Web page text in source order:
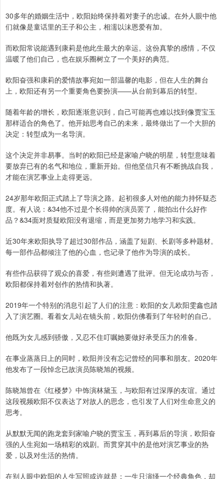
30多年的婚姻生活中，欧阳始终保持着对妻子的忠诚。在外人眼中他
们就像是童话里的王子和公主，相濡以沫恩爱有加。
而欧阳常说能遇到康莉是他此生最大的幸运。这份真挚的感情，不仅
温暖了他们自己，也在娱乐圈树立了一个美好的典范。
欧阳奋强和康莉的爱情故事宛如一部温馨的电影，但在人生的舞台
上，欧阳还有另一个重要角色要扮演——从台前到幕后的转型。
随着年龄的增长，欧阳逐渐意识到，自己可能再也难以找到像贾宝玉
那样适合的角色了。他开始思考自己的未来，最终做出了一个大胆的
决定：转型成为一名导演。
这个决定并非易事。当时的欧阳已经是家喻户晓的明星，转型意味着
要放弃已有的名气和地位，重新开始。但他坚信只有不断挑战自我，
才能在演艺事业上走得更远。
24岁那年欧阳正式踏上了导演之路。起初很多人对他的能力持怀疑态
度。有人说：&34他不过是个长得帅的演员罢了，能拍出什么好作
品？&34面对质疑欧阳没有退缩，而是更加努力地学习和实践。
近30年来欧阳执导了超过30部作品，涵盖了短剧、长剧等多种题材。
每一部作品都倾注了他的心血，也记录了他作为导演的成长。
有些作品获得了观众的喜爱，有些则遭遇了批评。但无论成功与否，
欧阳都保持着对创作的热情和执著。
2019年一个特别的消息引起了人们的注意：欧阳的女儿欧阳雯鑫也踏
入了演艺圈。看着女儿站在镜头前，欧阳仿佛看到了年轻时的自己。
他既为女儿感到骄傲，又忍不住叮嘱她要做好承受压力的准备。
在事业蒸蒸日上的同时，欧阳并没有忘记曾经的同事和朋友。2020年
他发布了一段悼念已故演员陈晓旭的视频。
陈晓旭曾在《红楼梦》中饰演林黛玉，与欧阳有过深厚的友谊。通过
这段视频欧阳不仅表达了对故人的思念，也引发了人们对生命意义的
思考。
从默默无闻的跑龙套到家喻户晓的贾宝玉，再到幕后的导演，欧阳奋
强的人生宛如一场精彩的戏剧。而贯穿其中的是他对演艺事业的热
爱，以及对生活的热情。
在别人眼中欧阳的人生写照或许就是：一生只演绎一个经典角色，却